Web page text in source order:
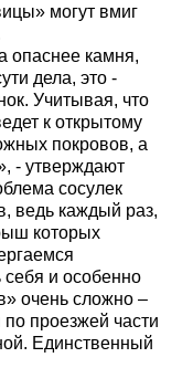
могут вмиг
опаснее камня,
дела, это -
Учитывая, что
к открытому
покровов, а
- утверждают
сосулек
ведь каждый раз,
которых
себя и особенно
очень сложно –
проезжей части
Единственный